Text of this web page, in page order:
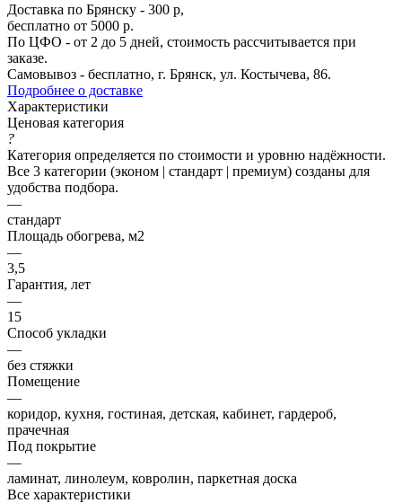
Доставка по Брянску - 300 р,
бесплатно от 5000 р.
По ЦФО - от 2 до 5 дней, стоимость рассчитывается при
заказе.
Самовывоз - бесплатно, г. Брянск, ул. Костычева, 86.
Подробнее о доставке
Характеристики
Ценовая категория
?
Категория определяется по стоимости и уровню надёжности.
Все 3 категории (эконом | стандарт | премиум) созданы для
удобства подбора.
—
стандарт
Площадь обогрева, м2
—
3,5
Гарантия, лет
—
15
Способ укладки
—
без стяжки
Помещение
—
коридор, кухня, гостиная, детская, кабинет, гардероб,
прачечная
Под покрытие
—
ламинат, линолеум, ковролин, паркетная доска
Все характеристики